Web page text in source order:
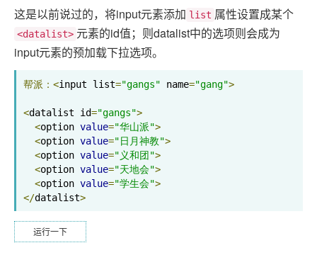
这是以前说过的，将input元素添加 list 属性设置成某个
<datalist> 元素的id值；则datalist中的选项则会成为
input元素的预加载下拉选项。
帮派：<input list="gangs" name="gang">
<datalist id="gangs">
<option value="华山派">
<option value="日月神教">
<option value="义和团">
<option value="天地会">
<option value="学生会">
</datalist>
运行一下